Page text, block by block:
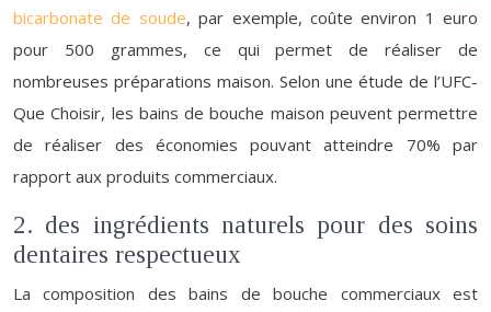
bicarbonate de soude, par exemple, coûte environ 1 euro
pour 500 grammes, ce qui permet de réaliser de
nombreuses préparations maison. Selon une étude de l’UFC-
Que Choisir, les bains de bouche maison peuvent permettre
de réaliser des économies pouvant atteindre 70% par
rapport aux produits commerciaux.
2. des ingrédients naturels pour des soins
dentaires respectueux
La composition des bains de bouche commerciaux est